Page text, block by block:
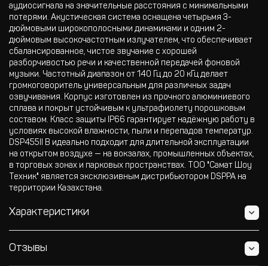
аудиосигнала на значительные расстояния с минимальными
потерями. Акустическая система оснащена четырьмя 3-
дюймовыми широкополосными динамиками и одним 2-
дюймовым высокочастотным излучателем, что обеспечивает
сбалансированное, чистое звучание с хорошей
разборчивостью речи и качественной передачей фоновой
музыки. Частотный диапазон от 140 Гц до 20 кГц делает
громкоговоритель универсальным для различных задач
озвучивания. Корпус изготовлен из прочного алюминиевого
сплава и покрыт устойчивым к ультрафиолету порошковым
составом. Класс защиты IP66 гарантирует надёжную работу в
условиях высокой влажности, пыли и перепадов температур.
DSP455II B идеально подходит для длительной эксплуатации
на открытом воздухе — на вокзалах, промышленных объектах,
в торговых зонах и парковых пространствах. ТОО "Самат Шоу
Техник" является эксклюзивным дистрибьютором DSPPA на
территории Казахстана.
Характеристики
Отзывы